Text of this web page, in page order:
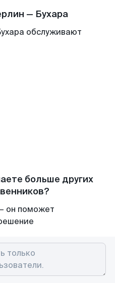
— Бухара
обслуживают
больше других
он поможет